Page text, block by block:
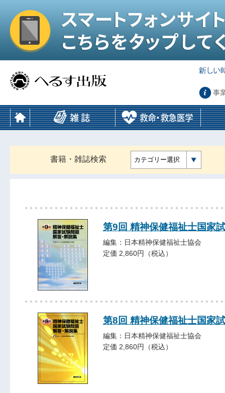
事
書籍・雑誌検索 カテゴリー選択
第9回 精神保健福祉士国家
編集：日本精神保健福祉士協会
定価 2,860円（税込）
第8回 精神保健福祉士国家
編集：日本精神保健福祉士協会
定価 2,860円（税込）